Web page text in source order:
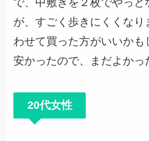
で、中敷きを２枚でやっと
が、すごく歩きにくくな
わせて買った方がいいか
安かったので、まだよかっ
20代女性